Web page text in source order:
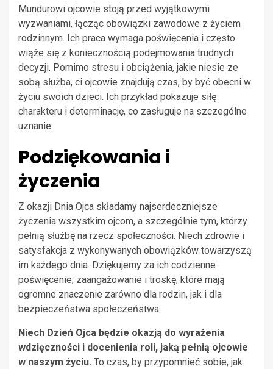
Mundurowi ojcowie stoją przed wyjątkowymi
wyzwaniami, łącząc obowiązki zawodowe z życiem
rodzinnym. Ich praca wymaga poświęcenia i często
wiąże się z koniecznością podejmowania trudnych
decyzji. Pomimo stresu i obciążenia, jakie niesie ze
sobą służba, ci ojcowie znajdują czas, by być obecni w
życiu swoich dzieci. Ich przykład pokazuje siłę
charakteru i determinację, co zasługuje na szczególne
uznanie.
Podziękowania i
życzenia
Z okazji Dnia Ojca składamy najserdeczniejsze
życzenia wszystkim ojcom, a szczególnie tym, którzy
pełnią służbę na rzecz społeczności. Niech zdrowie i
satysfakcja z wykonywanych obowiązków towarzyszą
im każdego dnia. Dziękujemy za ich codzienne
poświęcenie, zaangażowanie i troskę, które mają
ogromne znaczenie zarówno dla rodzin, jak i dla
bezpieczeństwa społeczeństwa.
Niech Dzień Ojca będzie okazją do wyrażenia
wdzięczności i docenienia roli, jaką pełnią ojcowie
w naszym życiu. To czas, by przypomnieć sobie, jak